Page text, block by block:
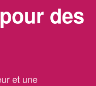
des
et une